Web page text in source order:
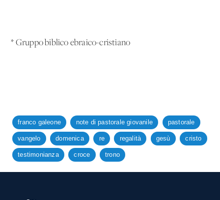
* Gruppo biblico ebraico-cristiano
franco galeone note di pastorale giovanile pastorale
vangelo domenica re regalità gesù cristo
testimonianza croce trono